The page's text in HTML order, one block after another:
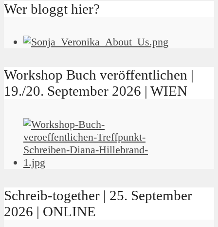
Wer bloggt hier?
Workshop Buch veröffentlichen |
19./20. September 2026 | WIEN
Schreib-together | 25. September
2026 | ONLINE